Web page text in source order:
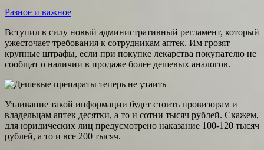
Разное и важное
Вступил в силу новый административный регламент, который
ужесточает требования к сотрудникам аптек. Им грозят
крупные штрафы, если при покупке лекарства покупателю не
сообщат о наличии в продаже более дешевых аналогов.
Утаивание такой информации будет стоить провизорам и
владельцам аптек десятки, а то и сотни тысяч рублей. Скажем,
для юридических лиц предусмотрено наказание 100-120 тысяч
рублей, а то и все 200 тысяч.